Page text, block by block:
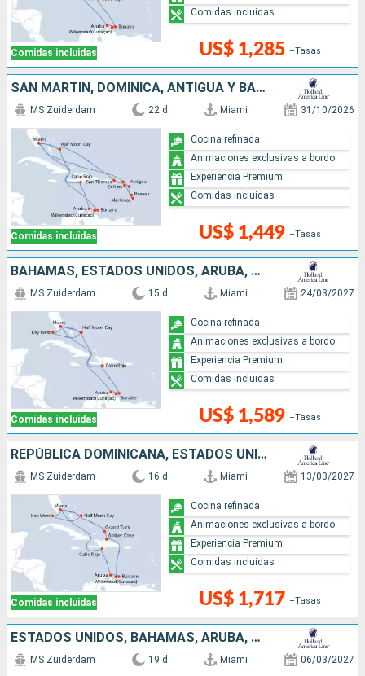
Comidas incluidas US$ 1,285 +Tasas
Comidas incluidas
SAN MARTÍN, DOMINICA, ANTIGUA Y BARBUDA, ESTADOS UNIDOS, ARUBA, REPÚBLICA DOMINICANA, BAHAMAS
Comidas incluidas
MS Zuiderdam 22 d Miami 31/10/2026
US$ 1,449 +Tasas
Cocina refinada
Animaciones exclusivas a bordo
Experiencia Premium
Comidas incluidas
BAHAMAS, ESTADOS UNIDOS, ARUBA, REPÚBLICA DOMINICANA
Comidas incluidas
MS Zuiderdam 15 d Miami 24/03/2027
US$ 1,589 +Tasas
Cocina refinada
Animaciones exclusivas a bordo
Experiencia Premium
Comidas incluidas
REPÚBLICA DOMINICANA, ESTADOS UNIDOS, BAHAMAS, ARUBA
Comidas incluidas
MS Zuiderdam 16 d Miami 13/03/2027
US$ 1,717 +Tasas
Cocina refinada
Animaciones exclusivas a bordo
Experiencia Premium
Comidas incluidas
ESTADOS UNIDOS, BAHAMAS, ARUBA, REPÚBLICA DOMINICANA
MS Zuiderdam 19 d Miami 06/03/2027